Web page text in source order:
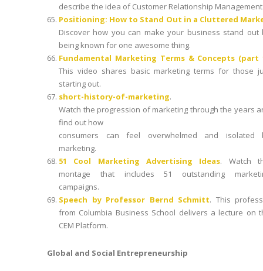
describe the idea of Customer Relationship
Positioning: How to Stand Out in a Cluttered
Discover how you can make your business stand out
being known for one awesome thing.
Fundamental Marketing Terms & Concepts (part
This video shares basic marketing terms for those
starting out.
short-history-of-marketing.
Watch the progression of marketing through the years
find out how
consumers can feel overwhelmed and isolated
marketing.
51 Cool Marketing Advertising Ideas. Watch
montage that includes 51 outstanding
campaigns.
Speech by Professor Bernd Schmitt. This
from Columbia Business School delivers a lecture on
CEM Platform.
Global and Social Entrepreneurship